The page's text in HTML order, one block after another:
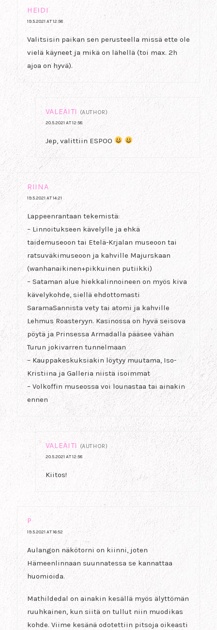
HEIDI
19.5.2021 AT 12:58
Valitsisin paikan sen perusteella missä ette ole
vielä käyneet ja mikä on lähellä (toi max. 2h
ajoa on hyvä).
VALEÄITI (AUTHOR)
20.5.2021 AT 12:58
Jep, valittiin ESPOO
RIINA
19.5.2021 AT 14:21
Lappeenrantaan tekemistä:
– Linnoitukseen kävelylle ja ehkä
taidemuseoon tai Etelä-Krjalan museoon tai
ratsuväkimuseoon ja kahville Majurskaan
(wanhanaikinen+pikkuinen putiikki)
– Sataman alue hiekkalinnoineen on myös kiva
kävelykohde, siellä ehdottomasti
SaramaSannista vety tai atomi ja kahville
Lehmus Roasteryyn. Kasinossa on hyvä seisova
pöytä ja Prinsessa Armadalla pääsee vähän
Turun jokivarren tunnelmaan
– Kauppakeskuksiakin löytyy muutama, Iso-
Kristiina ja Galleria niistä isoimmat
– Volkoffin museossa voi lounastaa tai ainakin
ennen
VALEÄITI (AUTHOR)
20.5.2021 AT 12:58
Kiitos!
P
19.5.2021 AT 16:52
Aulangon näkötorni on kiinni, joten
Hämeenlinnaan suunnatessa se kannattaa
huomioida.
Mathildedal on ainakin kesällä myös älyttömän
ruuhkainen, kun siitä on tullut niin muodikas
kohde. Viime kesänä odotettiin pitsoja oikeasti